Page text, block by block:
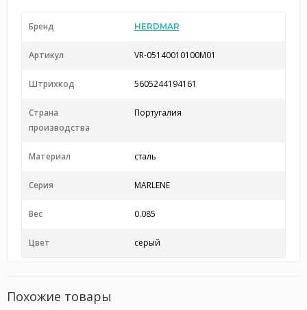
Бренд HERDMAR
Артикул VR-05140010100M01
Штрихкод 5605244194161
Страна
производства
Португалия
Материал сталь
Серия MARLENE
Вес 0.085
Цвет серый
Похожие товары